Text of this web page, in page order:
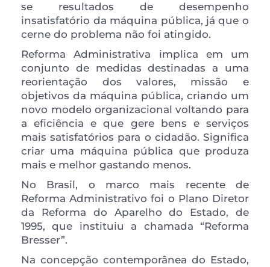
se resultados de desempenho
insatisfatório da máquina pública, já que o
cerne do problema não foi atingido.
Reforma Administrativa implica em um
conjunto de medidas destinadas a uma
reorientação dos valores, missão e
objetivos da máquina pública, criando um
novo modelo organizacional voltando para
a eficiência e que gere bens e serviços
mais satisfatórios para o cidadão. Significa
criar uma máquina pública que produza
mais e melhor gastando menos.
No Brasil, o marco mais recente de
Reforma Administrativo foi o Plano Diretor
da Reforma do Aparelho do Estado, de
1995, que instituiu a chamada “Reforma
Bresser”.
Na concepção contemporânea do Estado,